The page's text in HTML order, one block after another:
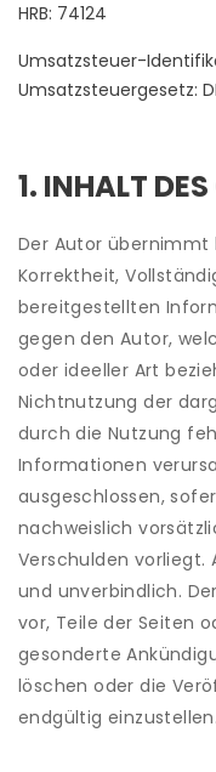
HRB: 74124
Umsatzsteuer-
Umsatzsteuergesetz:
1. INHALT
Der Autor übernimmt
Korrektheit,
bereitgestellten
gegen den Autor,
oder ideeller Art
Nichtnutzung der
durch die Nutzung
Informationen
ausgeschlossen,
nachweislich
Verschulden vorliegt.
und unverbindlich.
vor, Teile der Seiten
gesonderte
löschen oder die
endgültig einzustellen.